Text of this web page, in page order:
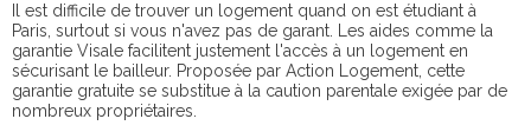
Il est difficile de trouver un logement quand on est étudiant à
Paris, surtout si vous n'avez pas de garant. Les aides comme la
garantie Visale facilitent justement l'accès à un logement en
sécurisant le bailleur. Proposée par Action Logement, cette
garantie gratuite se substitue à la caution parentale exigée par de
nombreux propriétaires.